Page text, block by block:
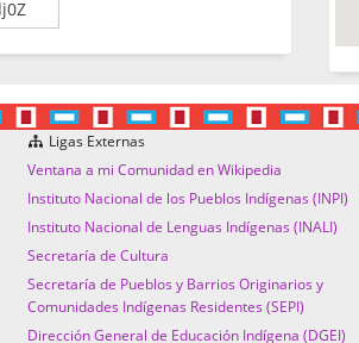
Ligas Externas
Ventana a mi Comunidad en Wikipedia
Instituto Nacional de los Pueblos Indígenas (INPI)
Instituto Nacional de Lenguas Indígenas (INALI)
Secretaría de Cultura
Secretaría de Pueblos y Barrios Originarios y
Comunidades Indígenas Residentes (SEPI)
Dirección General de Educación Indígena (DGEI)